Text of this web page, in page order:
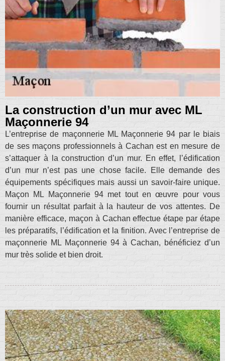
La construction d’un mur avec ML
Maçonnerie 94
L’entreprise de maçonnerie ML Maçonnerie 94 par le biais
de ses maçons professionnels à Cachan est en mesure de
s’attaquer à la construction d’un mur. En effet, l’édification
d’un mur n’est pas une chose facile. Elle demande des
équipements spécifiques mais aussi un savoir-faire unique.
Maçon ML Maçonnerie 94 met tout en œuvre pour vous
fournir un résultat parfait à la hauteur de vos attentes. De
manière efficace, maçon à Cachan effectue étape par étape
les préparatifs, l’édification et la finition. Avec l’entreprise de
maçonnerie ML Maçonnerie 94 à Cachan, bénéficiez d’un
mur très solide et bien droit.